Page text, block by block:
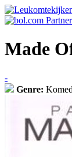
Made
-
Genre: